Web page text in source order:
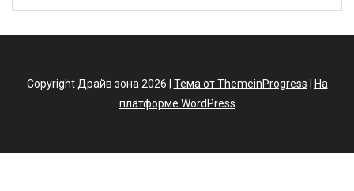
Copyright Драйв зона 2026 | Тема от ThemeinProgress
На
платформе WordPress